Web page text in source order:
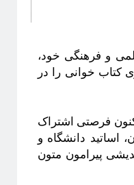
و فرهنگی خود،
کتاب‌ خوانی را در
فرصتی اشتراک
اساتید دانشگاه و
پیرامون متون